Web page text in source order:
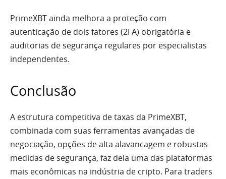
PrimeXBT ainda melhora a proteção com
autenticação de dois fatores (2FA) obrigatória e
auditorias de segurança regulares por especialistas
independentes.
Conclusão
A estrutura competitiva de taxas da PrimeXBT,
combinada com suas ferramentas avançadas de
negociação, opções de alta alavancagem e robustas
medidas de segurança, faz dela uma das plataformas
mais econômicas na indústria de cripto. Para traders